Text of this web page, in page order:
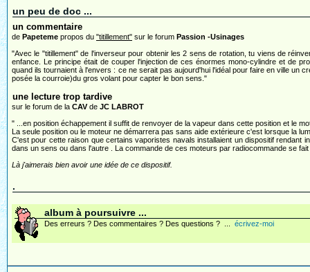
un peu de doc ...
un commentaire
de Papeteme propos du "titillement" sur le forum Passion -Usinages
"Avec le "titillement" de l'inverseur pour obtenir les 2 sens de rotation, tu viens de
enfance. Le principe était de couper l'injection de ces énormes mono-cylindre et de
quand ils tournaient à l'envers : ce ne serait pas aujourd'hui l'idéal pour faire en ville un
posée la courroie)du gros volant pour capter le bon sens."
une lecture trop tardive
sur le forum de la CAVde JC LABROT
" ...en position échappement il suffit de renvoyer de la vapeur dans cette position et le
La seule position ou le moteur ne démarrera pas sans aide extérieure c'est lorsque la
C'est pour cette raison que certains vaporistes navals installaient un dispositif
dans un sens ou dans l'autre . La commande de ces moteurs par radiocommande se
Là j'aimerais bien avoir une idée de ce dispositif.
.
album à poursuivre ...
Des erreurs ? Des commentaires ? Des questions ? ... écrivez-moi